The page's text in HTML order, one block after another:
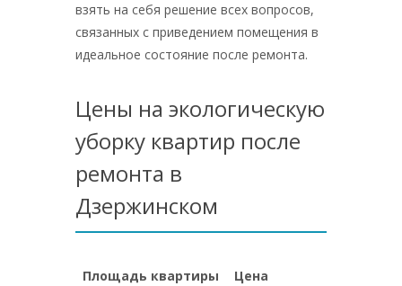
взять на себя решение всех вопросов,
связанных с приведением помещения в
идеальное состояние после ремонта.
Цены на экологическую
уборку квартир после
ремонта в
Дзержинском
Площадь квартиры
Цена